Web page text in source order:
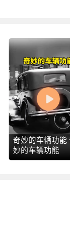
奇妙的车辆功能
妙的车辆功能